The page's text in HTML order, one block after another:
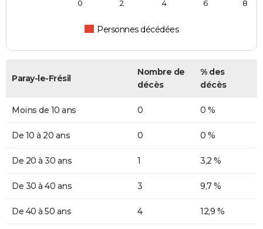
Personnes décédées
0 2 4 6 8
Paray-le-Frésil
Nombre de
décès
% des
décès
Moins de 10 ans 0 0 %
De 10 à 20 ans 0 0 %
De 20 à 30 ans 1 3,2 %
De 30 à 40 ans 3 9,7 %
De 40 à 50 ans 4 12,9 %